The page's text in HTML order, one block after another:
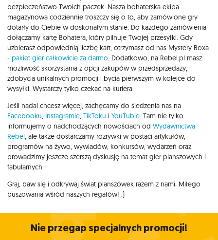
bezpieczeństwo Twoich paczek. Nasza bohaterska ekipa
magazynowa codziennie troszczy się o to, aby zamówione gry
dotarły do Ciebie w doskonałym stanie. Do każdego zamówienia
dołączamy kartę Bohatera, który pilnuje Twojej przesyłki. Gdy
uzbierasz odpowiednią liczbę kart, otrzymasz od nas Mystery Boxa
- pakiet gier całkowicie za darmo. Dodatkowo, na Rebel.pl masz
możliwość skorzystania z opcji zakupów w przedsprzedaży,
zdobycia unikalnych promocji i bycia pierwszym w kolejce do
wysyłki. Wystarczy tylko czekać na kuriera.
Jeśli nadal chcesz więcej, zachęcamy do śledzenia nas na
Facebooku, Instagramie, TikToku i YouTubie. Tam nie tylko
informujemy o nadchodzących nowościach od Wydawnictwa
Rebel, ale także dostarczamy rozrywki w postaci artykułów,
programów na żywo, wywiadów, konkursów, wydarzeń oraz
prowadzimy jeszcze szerszą dyskusję na temat gier planszowych i
fabularnych.
Graj, baw się i odkrywaj świat planszówek razem z nami. Miłego
buszowania wśród naszych regałów! :)
Nie przegap specjalnych promocji!